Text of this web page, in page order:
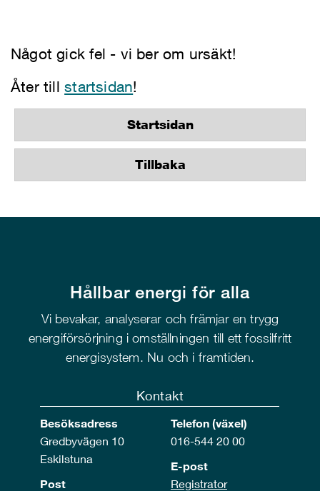
Något gick fel - vi ber om ursäkt!
Åter tillstartsidan!
Startsidan
Tillbaka
Hållbar energi för alla
Vi bevakar, analyserar och främjar en trygg
energiförsörjning i omställningen till ett fossilfritt
energisystem. Nu och i framtiden.
Kontakt
Besöksadress
Gredbyvägen 10
Eskilstuna
Post
Telefon (växel)
016-544 20 00
E-post
Registrator